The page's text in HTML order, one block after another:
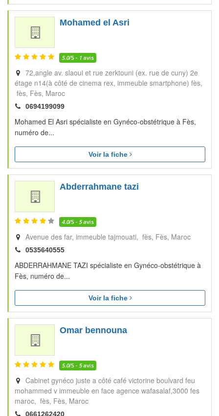
Mohamed el Asri
5.0/5 - 1 avis
72,angle av. slaoui et rue zerktouni (ex. rue de cuny) 2e
étage n14(à côté de cinema rex, immeuble smartphone) fès,
fès Fès Maroc
0694199099
Mohamed El Asri spécialiste en Gynéco-obstétrique à Fès,
numéro de...
Voir la fiche
Abderrahmane tazi
4.0/5 - 5avis
Avenue des far, immeuble tajmouati, fès Fès Maroc
0535640555
ABDERRAHMANE TAZI spécialiste en Gynéco-obstétrique à
Fès, numéro de...
Voir la fiche
Omar bennouna
5.0/5 - 5avis
Cabinet gynéco juste a côté café victorine boulvard feu
mohammed v immeuble en face agence wafasalaf,3000 fes
maroc, fès Fès Maroc
0661262420